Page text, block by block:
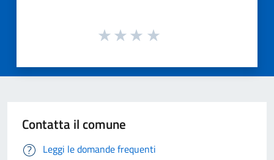
Contatta il comune
Leggi le domande frequenti